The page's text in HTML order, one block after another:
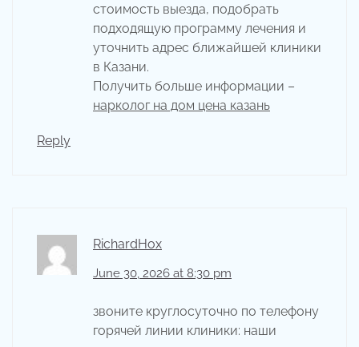
стоимость выезда, подобрать
подходящую программу лечения и
уточнить адрес ближайшей клиники
в Казани.
Получить больше информации –
нарколог на дом цена казань
Reply
RichardHox
June 30, 2026 at 8:30 pm
звоните круглосуточно по телефону
горячей линии клиники: наши